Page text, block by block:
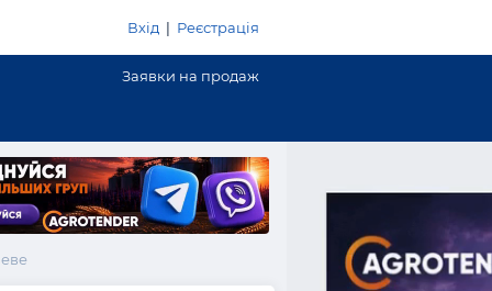
Вхід | Реєстрація
Заявки на продаж